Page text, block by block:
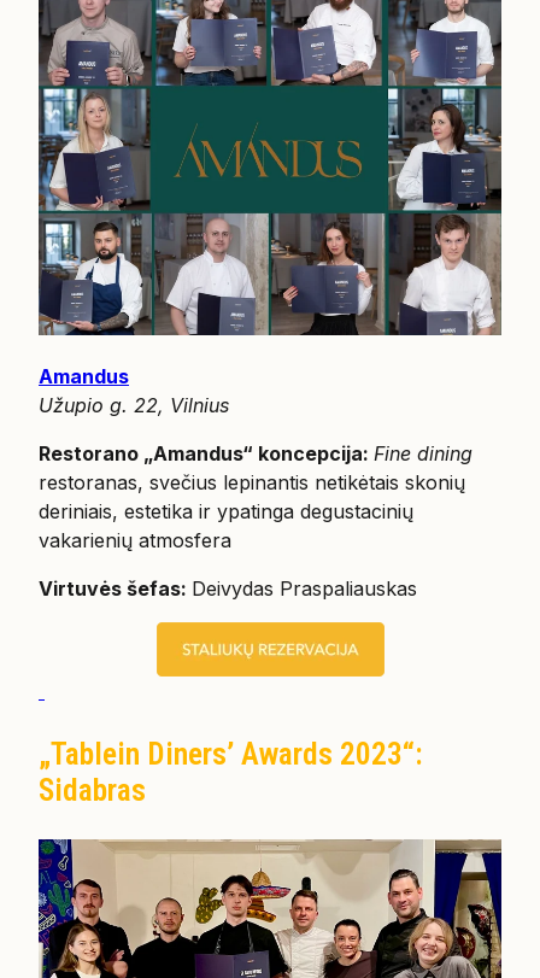
Amandus
Užupio g. 22, Vilnius
Restorano „Amandus“ koncepcija: Fine dining
restoranas, svečius lepinantis netikėtais skonių
deriniais, estetika ir ypatinga degustacinių
vakarienių atmosfera
Virtuvės šefas: Deivydas Praspaliauskas
„Tablein Diners’ Awards 2023“:
Sidabras